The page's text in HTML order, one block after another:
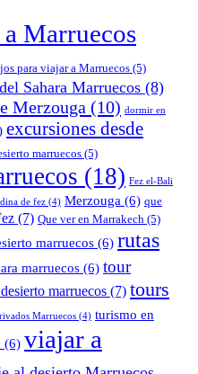
Marruecos
para viajar a Marruecos (5)
Sahara Marruecos (8)
Merzouga (10) dormir en
excursiones desde
marruecos (5)
(18) Fez el-Bali
de fez (4) Merzouga (6) que
(7) Que ver en Marrakech (5)
marruecos (6) rutas
marruecos (6) tour
marruecos (7) tours
Marruecos (4) turismo en
(6) viajar a